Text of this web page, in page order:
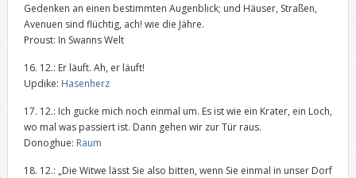
Gedenken an einen bestimmten Augenblick; und Häuser, Straßen,
Avenuen sind flüchtig, ach! wie die Jähre.
Proust: In Swanns Welt
16. 12.: Er läuft. Ah, er läuft!
Updike: Hasenherz
17. 12.: Ich gucke mich noch einmal um. Es ist wie ein Krater, ein Loch,
wo mal was passiert ist. Dann gehen wir zur Tür raus.
Donoghue: Raum
18. 12.: „Die Witwe lässt Sie also bitten, wenn Sie einmal in unser Dorf